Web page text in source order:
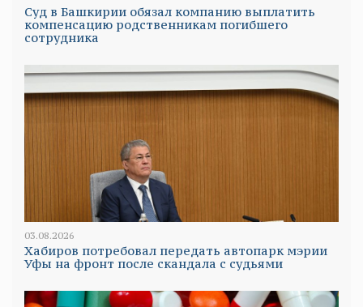
Суд в Башкирии обязал компанию выплатить
компенсацию родственникам погибшего
сотрудника
03.08.2026
Хабиров потребовал передать автопарк мэрии
Уфы на фронт после скандала с судьями